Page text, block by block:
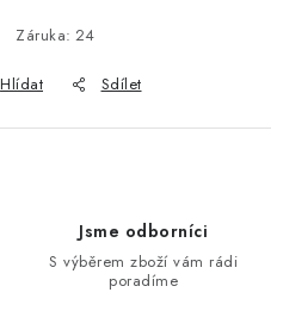
Záruka: 24
Hlídat Sdílet
Jsme odborníci
S výběrem zboží vám rádi
poradíme